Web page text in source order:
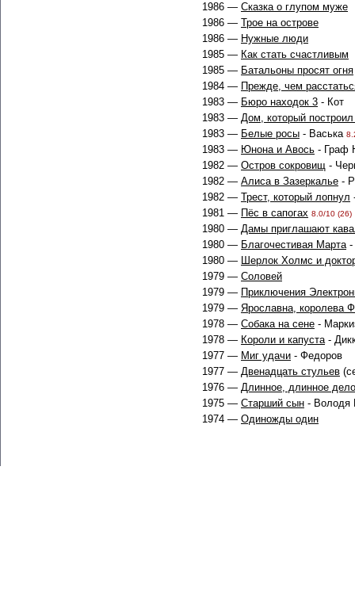
1986 — Сказка о глупом муже
1986 — Трое на острове
1986 — Нужные люди
1985 — Как стать счастливым
1985 — Батальоны просят огня
1984 — Прежде, чем
1983 — Бюро находок 3 - Кот
1983 — Дом, который
1983 — Белые росы - Васька
1983 — Юнона и Авось - Граф
1982 — Остров сокровищ -
1982 — Алиса в Зазеркалье -
1982 — Трест, который лопнул
1981 — Пёс в сапогах 8.0/10 (26)
1980 — Дамы приглашают
1980 — Благочестивая Марта-
1980 — Шерлок Холмс и
1979 — Соловей
1979 — Приключения
1979 — Ярославна, королева
1978 — Собака на сене -
1978 — Короли и капуста-
1977 — Миг удачи - Федоров
1977 — Двенадцать стульев
1976 — Длинное, длинное дело
1975 — Старший сын - Володя
1974 — Одиножды один